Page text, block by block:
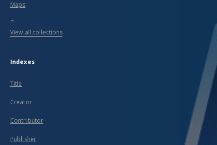
Maps
...
View all collections
Indexes
Title
Creator
Contributor
Publisher